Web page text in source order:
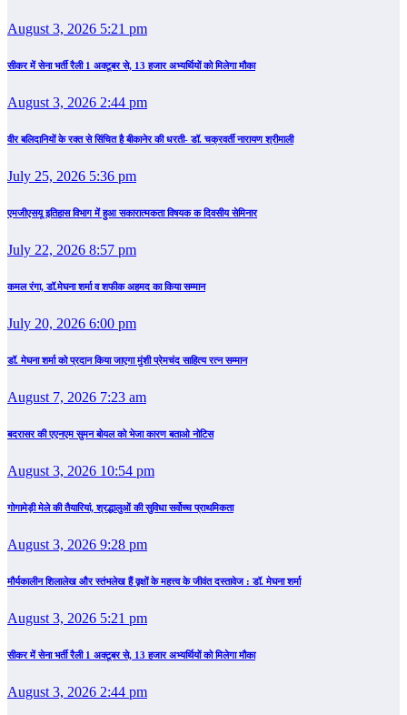
August 3, 2026 5:21 pm
सीकर में सेना भर्ती रैली 1 अक्टूबर से, 13 हजार अभ्यर्थियों को मिलेगा मौका
August 3, 2026 2:44 pm
वीर बलिदानियों के रक्त से सिंचित है बीकानेर की धरती- डॉ. चक्रवर्ती नारायण श्रीमाली
July 25, 2026 5:36 pm
एमजीएसयू इतिहास विभाग में हुआ सकारात्मकता विषयक क दिवसीय सेमिनार
July 22, 2026 8:57 pm
कमल रंगा, डॉ.मेघना शर्मा व शफीक अहमद का किया सम्‍मान
July 20, 2026 6:00 pm
डॉ. मेघना शर्मा को प्रदान किया जाएगा मुंशी प्रेमचंद साहित्य रत्न सम्‍मान
August 7, 2026 7:23 am
बदरासर की एएनएम सुमन बोयल को भेजा कारण बताओ नोटिस
August 3, 2026 10:54 pm
गोगामेड़ी मेले की तैयारियां, श्रद्धालुओं की सुविधा सर्वोच्च प्राथमिकता
August 3, 2026 9:28 pm
मौर्यकालीन शिलालेख और स्तंभलेख हैं वृक्षों के महत्त्व के जीवंत दस्तावेज : डॉ. मेघना शर्मा
August 3, 2026 5:21 pm
सीकर में सेना भर्ती रैली 1 अक्टूबर से, 13 हजार अभ्यर्थियों को मिलेगा मौका
August 3, 2026 2:44 pm